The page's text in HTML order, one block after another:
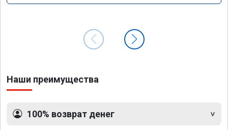
Наши преимущества
100% возврат денег